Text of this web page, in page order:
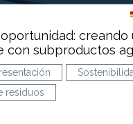
creando
con subproductos
residuos